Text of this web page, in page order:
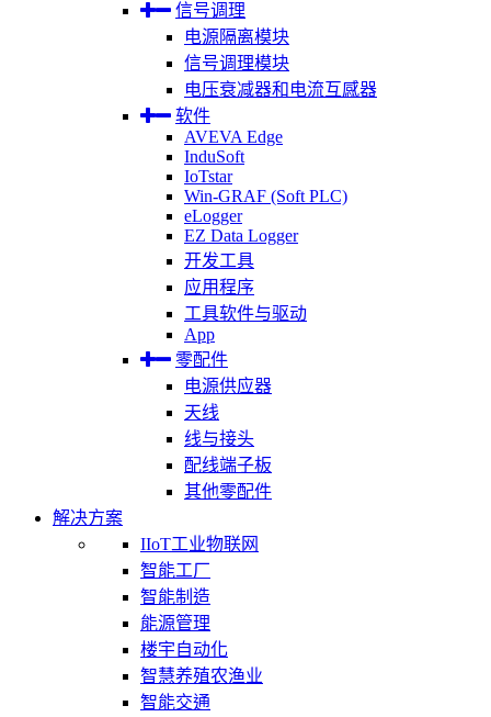
信号调理
电源隔离模块
信号调理模块
电压衰减器和电流互感器
软件
AVEVA Edge
InduSoft
IoTstar
Win-GRAF (Soft PLC)
eLogger
EZ Data Logger
开发工具
应用程序
工具软件与驱动
App
零配件
电源供应器
天线
线与接头
配线端子板
其他零配件
解决方案
IIoT工业物联网
智能工厂
智能制造
能源管理
楼宇自动化
智慧养殖农渔业
智能交通